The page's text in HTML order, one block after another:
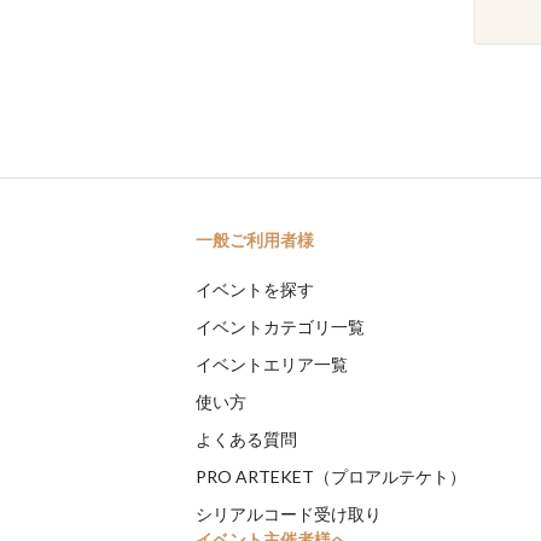
一般ご利用者様
イベントを探す
イベントカテゴリ一覧
イベントエリア一覧
使い方
よくある質問
PRO ARTEKET（プロアルテケト）
シリアルコード受け取り